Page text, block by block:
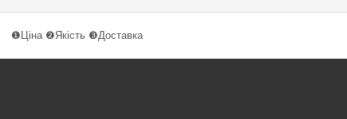
❶Ціна ❷Якість ❸Доставка